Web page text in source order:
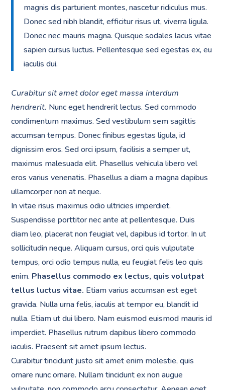
magnis dis parturient montes, nascetur ridiculus mus.
Donec sed nibh blandit, efficitur risus ut, viverra ligula.
Donec nec mauris magna. Quisque sodales lacus vitae
sapien cursus luctus. Pellentesque sed egestas ex, eu
iaculis dui.
Curabitur sit amet dolor eget massa interdum
hendrerit. Nunc eget hendrerit lectus. Sed commodo
condimentum maximus. Sed vestibulum sem sagittis
accumsan tempus. Donec finibus egestas ligula, id
dignissim eros. Sed orci ipsum, facilisis a semper ut,
maximus malesuada elit. Phasellus vehicula libero vel
eros varius venenatis. Phasellus a diam a magna dapibus
ullamcorper non at neque.
In vitae risus maximus odio ultricies imperdiet.
Suspendisse porttitor nec ante at pellentesque. Duis
diam leo, placerat non feugiat vel, dapibus id tortor. In ut
sollicitudin neque. Aliquam cursus, orci quis vulputate
tempus, orci odio tempus nulla, eu feugiat felis leo quis
enim. Phasellus commodo ex lectus, quis volutpat
tellus luctus vitae. Etiam varius accumsan est eget
gravida. Nulla urna felis, iaculis at tempor eu, blandit id
nulla. Etiam ut dui libero. Nam euismod euismod mauris id
imperdiet. Phasellus rutrum dapibus libero commodo
iaculis. Praesent sit amet ipsum lectus.
Curabitur tincidunt justo sit amet enim molestie, quis
ornare nunc ornare. Nullam tincidunt ex non augue